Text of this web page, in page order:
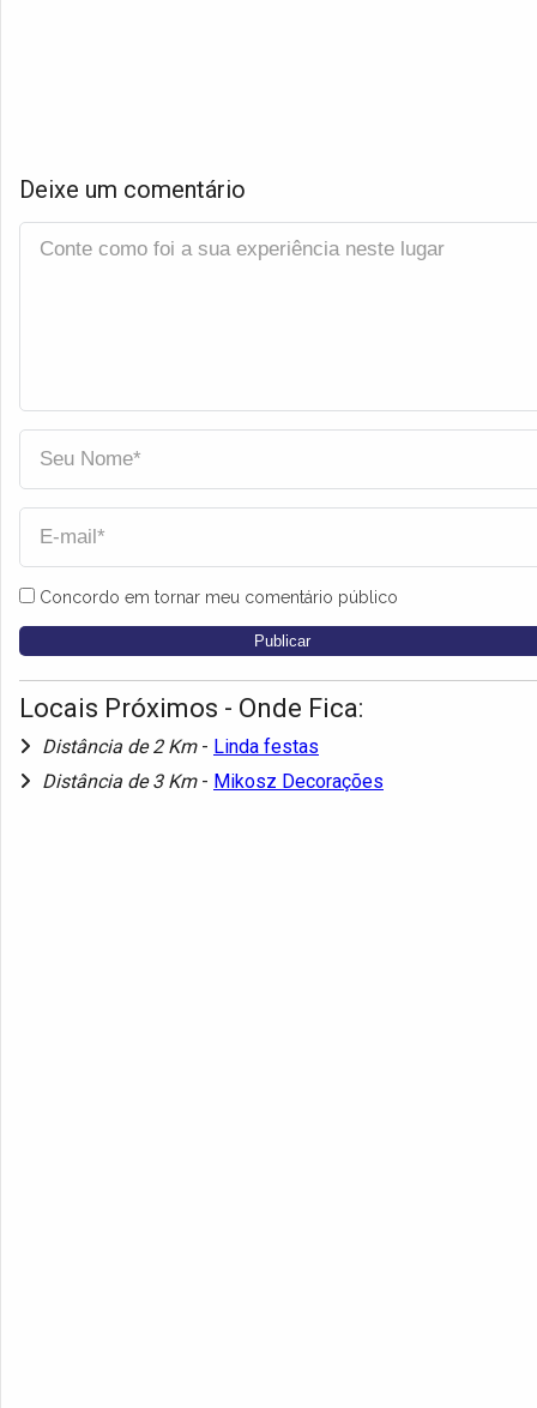
Deixe um comentário
Concordo em tornar meu comentário público
Locais Próximos - Onde Fica:
Distância de 2 Km - Linda festas
Distância de 3 Km - Mikosz Decorações